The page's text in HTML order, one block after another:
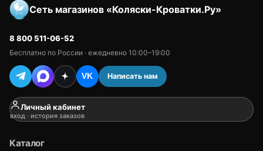
Сеть магазинов «Коляски-Кроватки.Ру»
8 800 511-06-52
Бесплатно по России · ежедневно 10:00–19:00
VK Написать нам
Личный кабинет
вход · история заказов
Каталог